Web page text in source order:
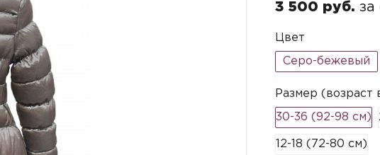
3 500 руб. за
Цвет
Серо-бежевый
Размер (возраст
30-36 (92-98 см)
12-18 (72-80 см)